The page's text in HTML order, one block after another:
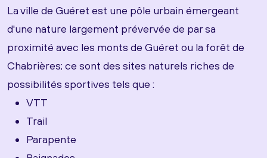
La ville de Guéret est une pôle urbain émergeant
d'une nature largement prévervée de par sa
proximité avec les monts de Guéret ou la forêt de
Chabrières; ce sont des sites naturels riches de
possibilités sportives tels que :
VTT
Trail
Parapente